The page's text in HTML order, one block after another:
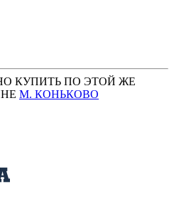
КУПИТЬ ПО ЭТОЙ ЖЕ
М. КОНЬКОВО